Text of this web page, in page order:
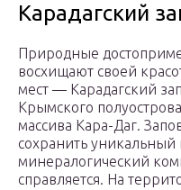
Карадагский
Природные
восхищают своей
мест — Карадагский
Крымского
массива Кара-Даг.
сохранить
минералогический
справляется. На